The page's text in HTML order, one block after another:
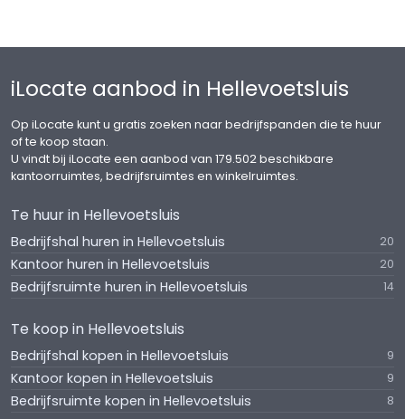
oplevering etc.) overeenstemming is bereikt.
iLocate aanbod in Hellevoetsluis
Op iLocate kunt u gratis zoeken naar bedrijfspanden die te huur
of te koop staan.
U vindt bij iLocate een aanbod van 179.502 beschikbare
kantoorruimtes, bedrijfsruimtes en winkelruimtes.
Te huur in Hellevoetsluis
Bedrijfshal huren in Hellevoetsluis 20
Kantoor huren in Hellevoetsluis 20
Bedrijfsruimte huren in Hellevoetsluis 14
Te koop in Hellevoetsluis
Bedrijfshal kopen in Hellevoetsluis 9
Kantoor kopen in Hellevoetsluis 9
Bedrijfsruimte kopen in Hellevoetsluis 8